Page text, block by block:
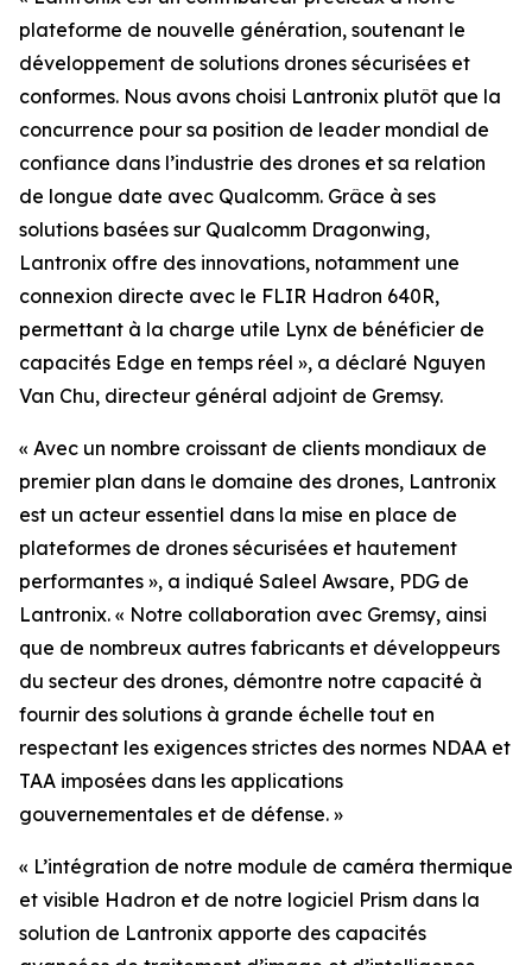
plateforme de nouvelle génération, soutenant le
développement de solutions drones sécurisées et
conformes. Nous avons choisi Lantronix plutôt que la
concurrence pour sa position de leader mondial de
confiance dans l’industrie des drones et sa relation
de longue date avec Qualcomm. Grâce à ses
solutions basées sur Qualcomm Dragonwing,
Lantronix offre des innovations, notamment une
connexion directe avec le FLIR Hadron 640R,
permettant à la charge utile Lynx de bénéficier de
capacités Edge en temps réel », a déclaré Nguyen
Van Chu, directeur général adjoint de Gremsy.
« Avec un nombre croissant de clients mondiaux de
premier plan dans le domaine des drones, Lantronix
est un acteur essentiel dans la mise en place de
plateformes de drones sécurisées et hautement
performantes », a indiqué Saleel Awsare, PDG de
Lantronix. « Notre collaboration avec Gremsy, ainsi
que de nombreux autres fabricants et développeurs
du secteur des drones, démontre notre capacité à
fournir des solutions à grande échelle tout en
respectant les exigences strictes des normes NDAA et
TAA imposées dans les applications
gouvernementales et de défense. »
« L’intégration de notre module de caméra thermique
et visible Hadron et de notre logiciel Prism dans la
solution de Lantronix apporte des capacités